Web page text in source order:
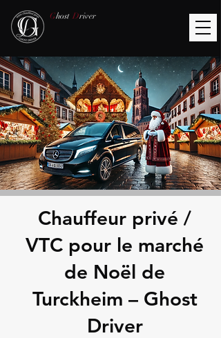
Ghost Driver
Chauffeur privé /
VTC pour le marché
de Noël de
Turckheim – Ghost
Driver